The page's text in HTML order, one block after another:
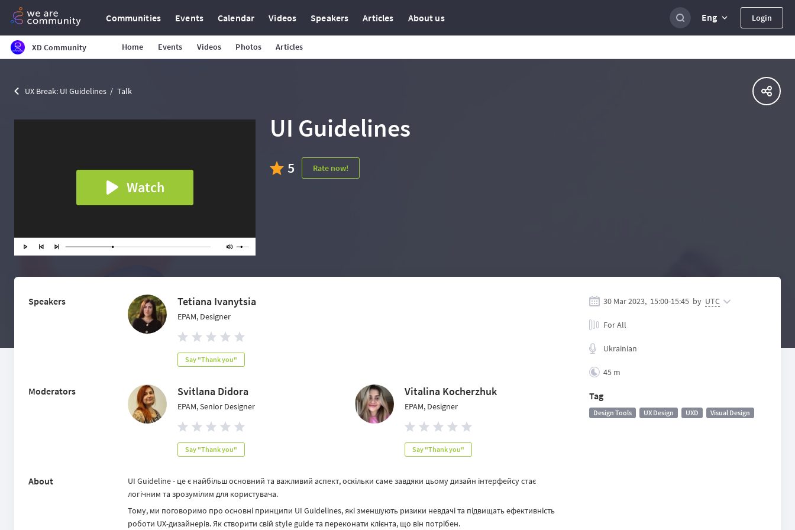
Communities Events Calendar Videos Speakers Articles About us Eng Login
XD Community Home Events Videos Photos Articles
UX Break: UI Guidelines Talk
Watch
UI Guidelines
5 Rate now!
Speakers Tetiana Ivanytsia
EPAM, Designer
Say "Thank you"
Moderators Svitlana Didora
EPAM, Senior Designer
Say "Thank you"
Vitalina Kocherzhuk
EPAM, Designer
Say "Thank you"
About
UI Guideline - це є найбільш основний та важливий аспект, оскільки саме завдяки цьому дизайн інтерфейсу стає
логічним та зрозумілим для користувача.
Тому, ми поговоримо про основні принципи UI Guidelines, які зменшують ризики невдачі та підвищать ефективність
роботи UX-дизайнерів. Як створити свій style guide та переконати клієнта, що він потрібен.
30 Mar 2023, 15:00-15:45 by UTC
For All
Ukrainian
45 m
Tag
Design Tools UX Design UXD Visual Design